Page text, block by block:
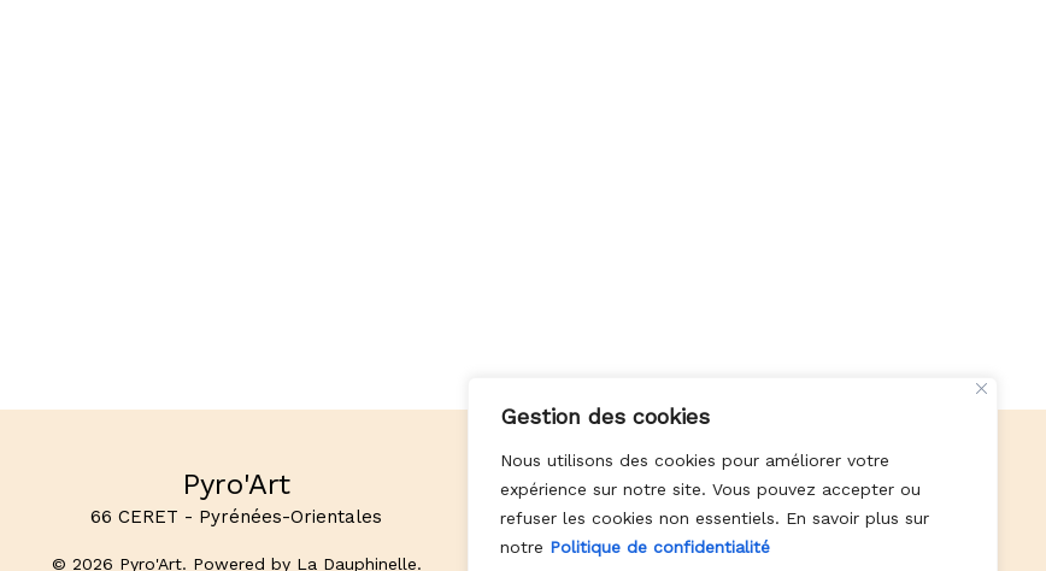
Gestion des cookies
Nous utilisons des cookies pour améliorer votre
expérience sur notre site. Vous pouvez accepter ou
refuser les cookies non essentiels. En savoir plus sur
notre Politique de confidentialité
Pyro'Art
66 CERET - Pyrénées-Orientales
© 2026 Pyro'Art. Powered by La Dauphinelle.
Paiement en 4 fois sans frais